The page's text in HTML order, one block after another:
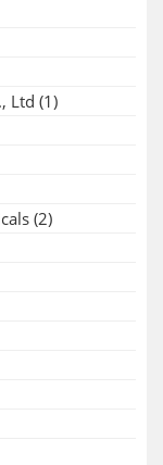
Ltd (1)
(2)